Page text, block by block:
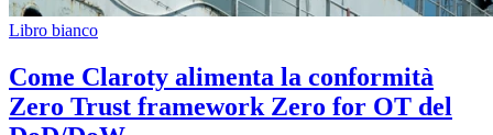
Libro bianco
Come Claroty alimenta la conformità
Zero Trust framework Zero for OT del